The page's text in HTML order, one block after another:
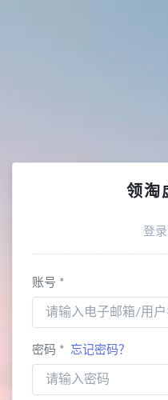
领淘
登
账号 *
密码 * 忘记密码？